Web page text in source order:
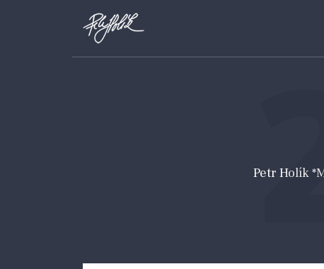
Petr Holík